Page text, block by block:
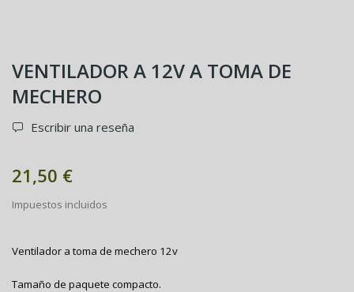
VENTILADOR A 12V A TOMA DE
MECHERO
Escribir una reseña
21,50 €
Impuestos incluidos
Ventilador a toma de mechero 12v
Tamaño de paquete compacto.